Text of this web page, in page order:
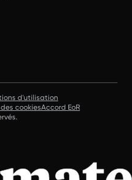
d'utilisation
cookiesAccord EoR